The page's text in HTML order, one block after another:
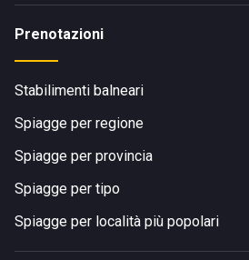
Prenotazioni
Stabilimenti balneari
Spiagge per regione
Spiagge per provincia
Spiagge per tipo
Spiagge per località più popolari